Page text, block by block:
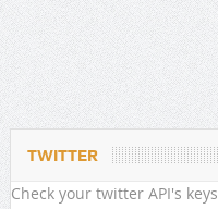
TWITTER
Check your twitter API's keys